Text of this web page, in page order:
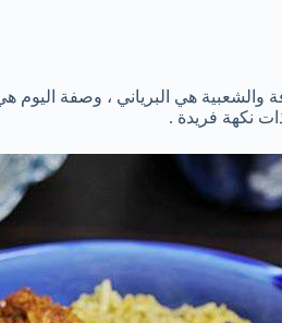
والشعبية هي البرياني ، وصفة اليوم
نكهة فريدة .